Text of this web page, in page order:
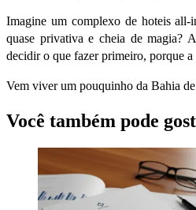
Imagine um complexo de hoteis all-
quase privativa e cheia de magia?
decidir o que fazer primeiro, porque
Vem viver um pouquinho da Bahia
Você também pode